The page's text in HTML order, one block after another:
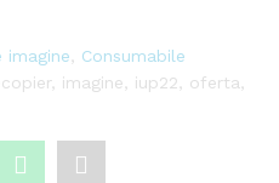
imagine
Consumabile
, imagine iup22 oferta